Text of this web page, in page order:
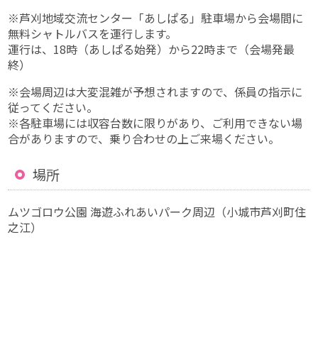
※芦刈地域交流センター「あしぱる」駐車場から会場間に
無料シャトルバスを運行します。
運行は、18時（あしぱる始発）から22時まで（会場発最
終）
※会場周辺は大変混雑が予想されますので、係員の指示に
従ってください。
※各駐車場には収容台数に限りがあり、ご利用できない場
合がありますので、乗り合わせの上ご来場ください。
場所
ムツゴロウ公園 海遊ふれあいパーク周辺（小城市芦刈町住
之江）